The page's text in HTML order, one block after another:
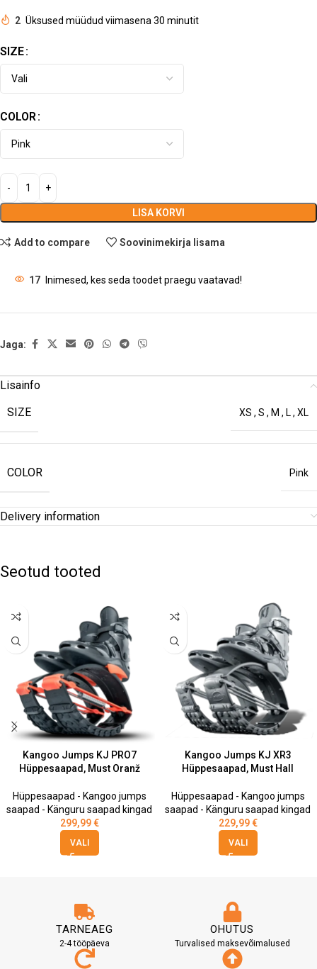
2 Üksused müüdud viimasena 30 minutit
SIZE
COLOR
LISA KORVI
Add to compare Soovinimekirja lisama
17 Inimesed, kes seda toodet praegu vaatavad!
Jaga:
Lisainfo
SIZE
XS , S , M , L , XL
COLOR Pink
Delivery information
Seotud tooted
Kangoo Jumps KJ PRO7
Hüppesaapad, Must Oranž
Hüppesaapad - Kangoo jumps
saapad - Känguru saapad kingad
299,99€
VALI
Kangoo Jumps KJ XR3
Hüppesaapad, Must Hall
Hüppesaapad - Kangoo jumps
saapad - Känguru saapad kingad
229,99€
VALI
TARNEAEG
2-4 tööpäeva
OHUTUS
Turvalised maksevõimalused